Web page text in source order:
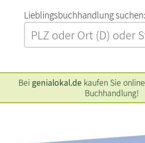
L‍i‍e‍b‍l‍i‍n‍g‍s‍b‍u‍c‍h‍h‍a‍n‍d‍l‍u‍n‍g‍ ‍s‍u‍c‍h‍e‍n‍:‍
Bei genialokal.de kaufen Sie
Buchhandlung!